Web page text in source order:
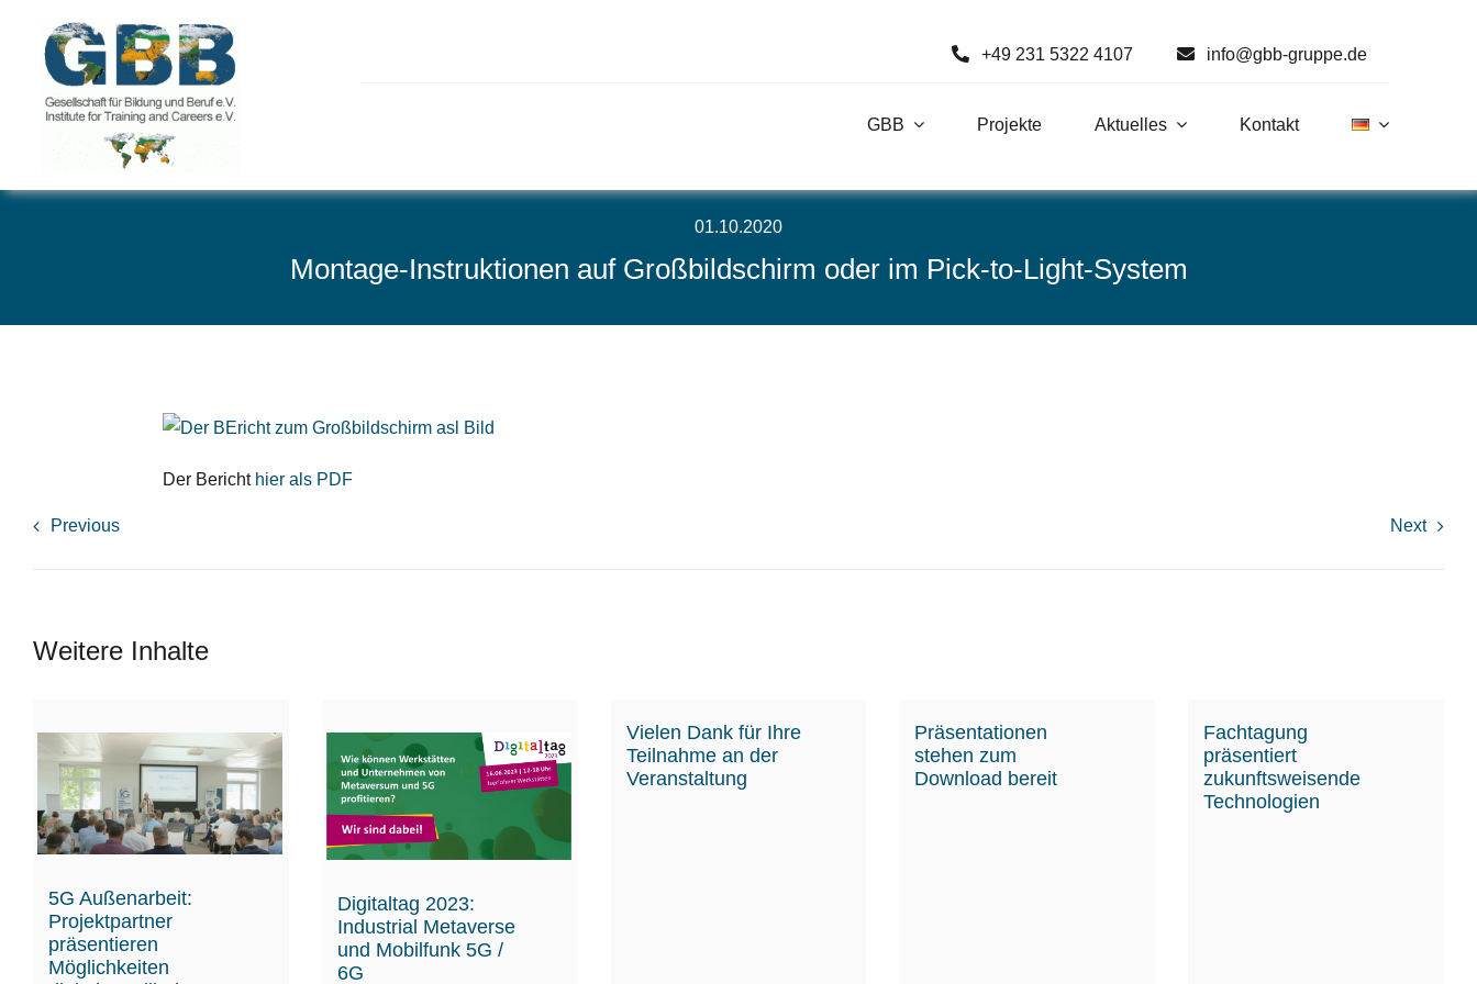
content
+49 231 5322 4107 info@gbb-gruppe.de
GBB Projekte Aktuelles Kontakt
01.10.2020
Montage-Instruktionen auf Großbildschirm oder im Pick-to-Light-System
Der Bericht hier als PDF
Previous Next
Weitere Inhalte
5G Außenarbeit:
Projektpartner
präsentieren
Möglichkeiten
Digitaltag 2023:
Industrial Metaverse
und Mobilfunk 5G /
6G
Vielen Dank für Ihre
Teilnahme an der
Veranstaltung
Präsentationen
stehen zum
Download bereit
Fachtagung
präsentiert
zukunftsweisende
Technologien